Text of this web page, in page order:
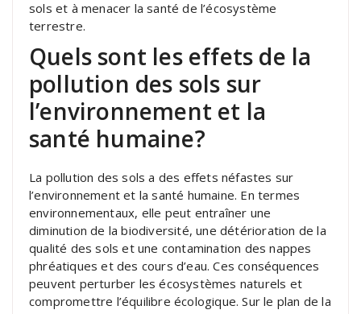
sols et à menacer la santé de l’écosystème
terrestre.
Quels sont les effets de la
pollution des sols sur
l’environnement et la
santé humaine?
La pollution des sols a des effets néfastes sur
l’environnement et la santé humaine. En termes
environnementaux, elle peut entraîner une
diminution de la biodiversité, une détérioration de la
qualité des sols et une contamination des nappes
phréatiques et des cours d’eau. Ces conséquences
peuvent perturber les écosystèmes naturels et
compromettre l’équilibre écologique. Sur le plan de la